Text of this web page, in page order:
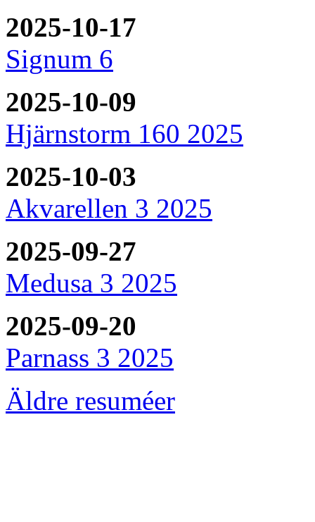
2025-10-17
Signum 6
2025-10-09
Hjärnstorm 160 2025
2025-10-03
Akvarellen 3 2025
2025-09-27
Medusa 3 2025
2025-09-20
Parnass 3 2025
Äldre resuméer